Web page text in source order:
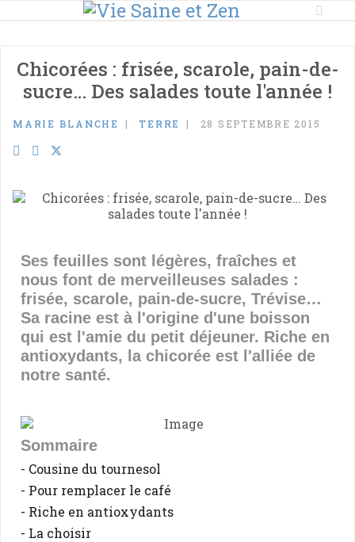
Chicorées : frisée, scarole, pain-de-
sucre… Des salades toute l'année !
MARIE BLANCHE TERRE 28 SEPTEMBRE 2015
Ses feuilles sont légères, fraîches et
nous font de merveilleuses salades :
frisée, scarole, pain-de-sucre, Trévise…
Sa racine est à l'origine d'une boisson
qui est l'amie du petit déjeuner. Riche en
antioxydants, la chicorée est l'alliée de
notre santé.
Sommaire
- Cousine du tournesol
- Pour remplacer le café
- Riche en antioxydants
- La choisir